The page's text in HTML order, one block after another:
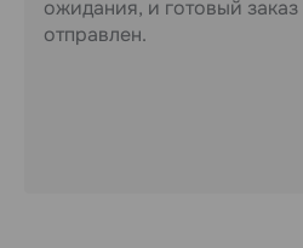
ожидания, и готовый
отправлен.